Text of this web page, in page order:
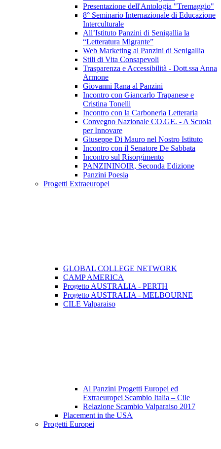
Presentazione dell'Antologia "Tremaggio"
8° Seminario Internazionale di Educazione
Interculturale
All’Istituto Panzini di Senigallia la
“Letteratura Migrante”
Web Marketing al Panzini di Senigallia
Stili di Vita Consapevoli
Trasparenza e Accessibilità - Dott.ssa Anna
Armone
Giovanni Rana al Panzini
Incontro con Giancarlo Trapanese e
Cristina Tonelli
Incontro con la Carboneria Letteraria
Convegno Nazionale CO.GE. - A Scuola
per Innovare
Giuseppe Di Mauro nel Nostro Istituto
Incontro con il Senatore De Sabbata
Incontro sul Risorgimento
PANZININOIR, Seconda Edizione
Panzini Poesia
Progetti Extraeuropei
GLOBAL COLLEGE NETWORK
CAMP AMERICA
Progetto AUSTRALIA - PERTH
Progetto AUSTRALIA - MELBOURNE
CILE Valparaiso
Al Panzini Progetti Europei ed
Extraeuropei Scambio Italia – Cile
Relazione Scambio Valparaiso 2017
Placement in the USA
Progetti Europei